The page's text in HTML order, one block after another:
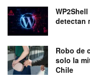
detectan
Robo de
solo la
Chile